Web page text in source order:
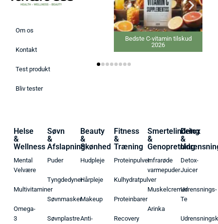
Om os
Kontakt
Test produkt
Bliv tester
Bedste C-vitamin tilskud
Helse
&
Wellness
Mental
Velvære
Multivitaminer
Omega-
3
Søvn
&
Afslapning
Puder
Tyngdedyner
Søvnmasker
Søvnplastre
Beauty
&
Skønhed
Hudpleje
Hårpleje
Makeup
Anti-
Fitness
&
Træning
Proteinpulver
Kulhydratpulver
Proteinbarer
Recovery
Smertelindring
&
Genopretning
Infrarøde
varmepuder
Muskelcremer
Arinka
Detox
&
Detox-
Juicer
Udrensnings-
Te